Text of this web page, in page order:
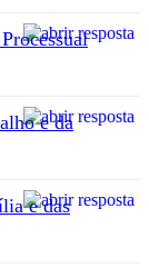
e da
e das